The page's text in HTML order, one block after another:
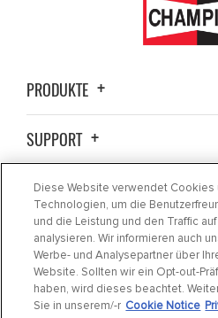
PRODUKTE
SUPPORT
ALLGEMEINE INFORMATIONEN
KONTAKTIEREN SIE UNS
BEZUGSQUELLEN
Diese Website verwendet Cookies
Technologien, um die
und die Leistung und den Traffic
analysieren. Wir informieren auch
Werbe- und Analysepartner über
Website. Sollten wir ein Opt-out-
haben, wird dieses beachtet.
Sie in unserem/-r Cookie Notice